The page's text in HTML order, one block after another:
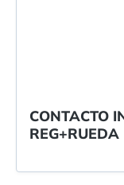
CONTACTO
REG+RUEDA